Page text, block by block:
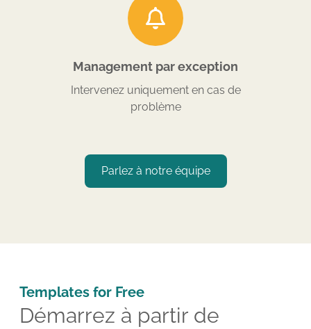
Management par exception
Intervenez uniquement en cas de
problème
Parlez à notre équipe
Templates for Free
Démarrez à partir de